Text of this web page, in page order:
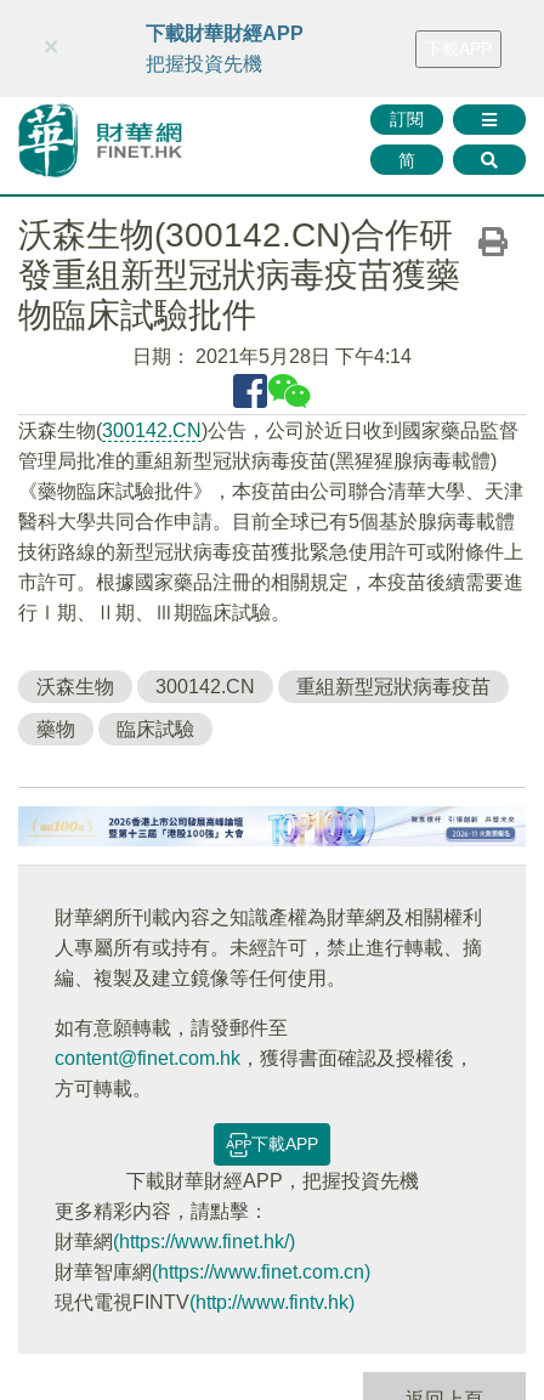
財華智庫網 FINTV FINMETA 財華證券 媒體矩陣
訂閱
简
×
下載財華財經APP
把握投資先機
沃森生物(300142.CN)合作研
發重組新型冠狀病毒疫苗獲藥
物臨床試驗批件
日期： 2021年5月28日 下午4:14
沃森生物(300142.CN)公告，公司於近日收到國家藥品監督
管理局批准的重組新型冠狀病毒疫苗(黑猩猩腺病毒載體)
《藥物臨床試驗批件》，本疫苗由公司聯合清華大學、天津
醫科大學共同合作申請。目前全球已有5個基於腺病毒載體
技術路線的新型冠狀病毒疫苗獲批緊急使用許可或附條件上
市許可。根據國家藥品注冊的相關規定，本疫苗後續需要進
行Ⅰ期、Ⅱ期、Ⅲ期臨床試驗。
沃森生物 300142.CN 重組新型冠狀病毒疫苗
藥物 臨床試驗
財華網所刊載內容之知識產權為財華網及相關權利
人專屬所有或持有。未經許可，禁止進行轉載、摘
編、複製及建立鏡像等任何使用。
如有意願轉載，請發郵件至
content@finet.com.hk ，獲得書面確認及授權後，
方可轉載。
下載APP
下載財華財經APP，把握投資先機
更多精彩内容，請點擊：
財華網(https://www.finet.hk/)
財華智庫網(https://www.finet.com.cn)
現代電視FINTV(http://www.fintv.hk)